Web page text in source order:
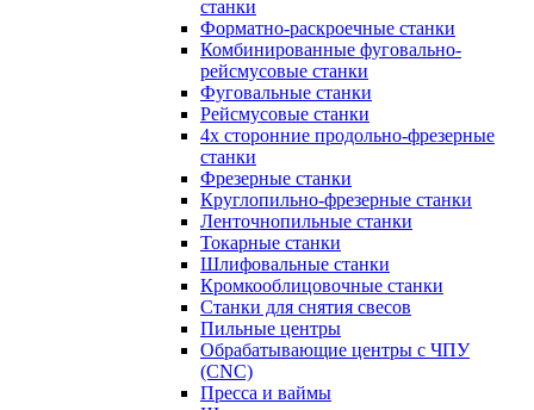
станки
Форматно-раскроечные станки
Комбинированные фуговально-
рейсмусовые станки
Фуговальные станки
Рейсмусовые станки
4х сторонние продольно-фрезерные
станки
Фрезерные станки
Круглопильно-фрезерные станки
Ленточнопильные станки
Токарные станки
Шлифовальные станки
Кромкооблицовочные станки
Станки для снятия свесов
Пильные центры
Обрабатывающие центры с ЧПУ
(CNC)
Пресса и ваймы